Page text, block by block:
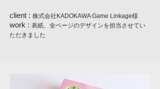
client : 株式会社KADOKAWA Game Linkage様
work : 表紙、全ページのデザインを担当させてい
ただきました